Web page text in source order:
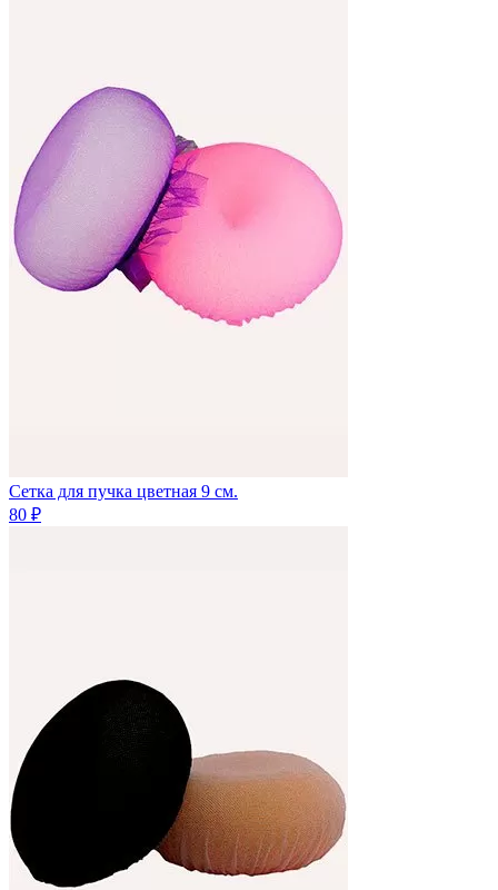
Сетка для пучка цветная 9 см.
80 ₽